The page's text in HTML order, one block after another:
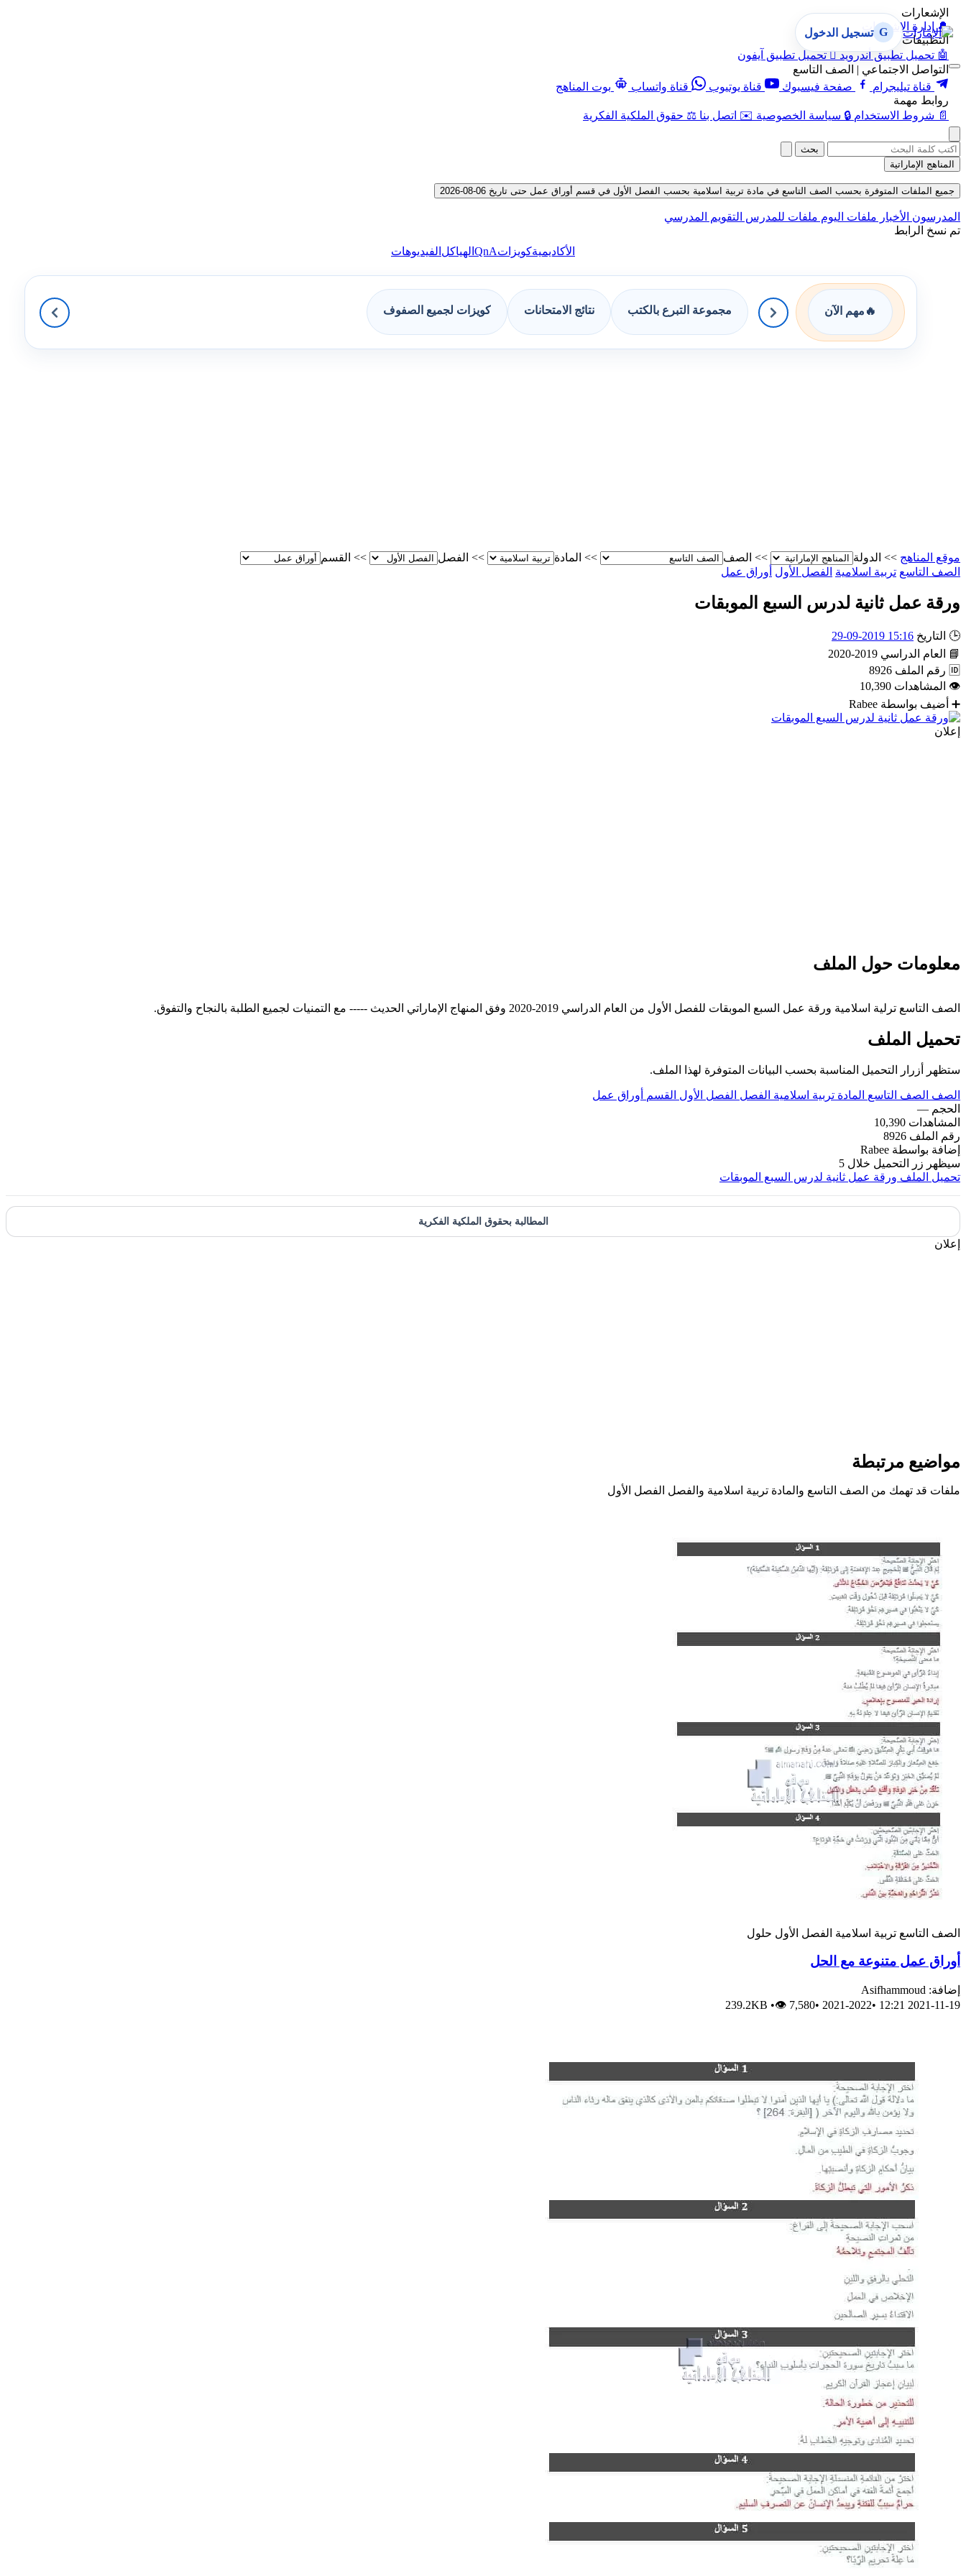
الإشعارات
🔔 إدارة الإشعارات
التطبيقات
🤖 تحميل تطبيق أندرويد  تحميل تطبيق آيفون
التواصل الاجتماعي | الصف التاسع
قناة تيليجرام
صفحة فيسبوك قناة يوتيوب قناة واتساب
بوت المناهج
روابط مهمة
📄 شروط الاستخدام 🔒 سياسة الخصوصية ✉️ اتصل بنا ⚖️ حقوق الملكية الفكرية
G تسجيل الدخول
بحث
المناهج الإماراتية
جميع الملفات المتوفرة بحسب الصف التاسع في مادة تربية اسلامية بحسب الفصل الأول في قسم أوراق عمل حتى تاريخ 06-08-2026
المدرسون الأخبار ملفات اليوم ملفات للمدرس التقويم المدرسي
تم نسخ الرابط
الأكاديميةكويزاتQnA الهياكل الفيديوهات
🔥 مهم الآن مجموعة التبرع بالكتب نتائج الامتحانات كويزات لجميع الصفوف
موقع المناهج >> الدولة >> الصف >> المادة >> الفصل >> القسم
الصف التاسع تربية اسلامية الفصل الأول أوراق عمل
ورقة عمل ثانية لدرس السبع الموبقات
🕒 التاريخ 15:16 2019-09-29
📘
العام الدراسي 2019-2020
🆔 رقم الملف 8926
👁 المشاهدات 10,390
➕ أضيف بواسطة Rabee
إعلان
معلومات حول الملف
الصف التاسع ترلية اسلامية ورقة عمل السبع الموبقات للفصل الأول من العام الدراسي 2019-2020 وفق المنهاج الإماراتي الحديث ----- مع التمنيات لجميع الطلبة بالنجاح والتفوق.
تحميل الملف
ستظهر أزرار التحميل المناسبة بحسب البيانات المتوفرة لهذا الملف.
الصف الصف التاسع المادة تربية اسلامية الفصل الفصل الأول القسم أوراق عمل
الحجم —
المشاهدات 10,390
رقم الملف 8926
إضافة بواسطة Rabee
سيظهر زر التحميل خلال 5
تحميل الملف ورقة عمل ثانية لدرس السبع الموبقات
المطالبة بحقوق الملكية الفكرية
إعلان
مواضيع مرتبطة
ملفات قد تهمك من الصف التاسع والمادة تربية اسلامية والفصل الفصل الأول
الصف التاسع تربية اسلامية الفصل الأول حلول
أوراق عمل متنوعة مع الحل
إضافة: Asifhammoud
2021-11-19 12:21
•
2021-2022
•
239.2KB •👁 7,580